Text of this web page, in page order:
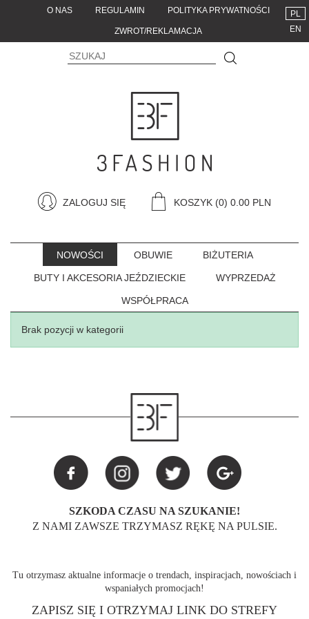
O NAS REGULAMIN POLITYKA PRYWATNOŚCI
ZWROT/REKLAMACJA
PL
EN
ZALOGUJ SIĘ KOSZYK (0) 0.00 PLN
NOWOŚCI OBUWIE BIŻUTERIA
BUTY I AKCESORIA JEŹDZIECKIE WYPRZEDAŻ
WSPÓŁPRACA
Brak pozycji w kategorii
SZKODA CZASU NA SZUKANIE!
Z NAMI ZAWSZE TRZYMASZ RĘKĘ NA PULSIE.
Tu otrzymasz aktualne informacje o trendach, inspiracjach, nowościach i
wspaniałych promocjach!
ZAPISZ SIĘ I OTRZYMAJ LINK DO STREFY